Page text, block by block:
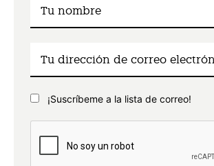
¡Suscríbeme a la lista de correo!